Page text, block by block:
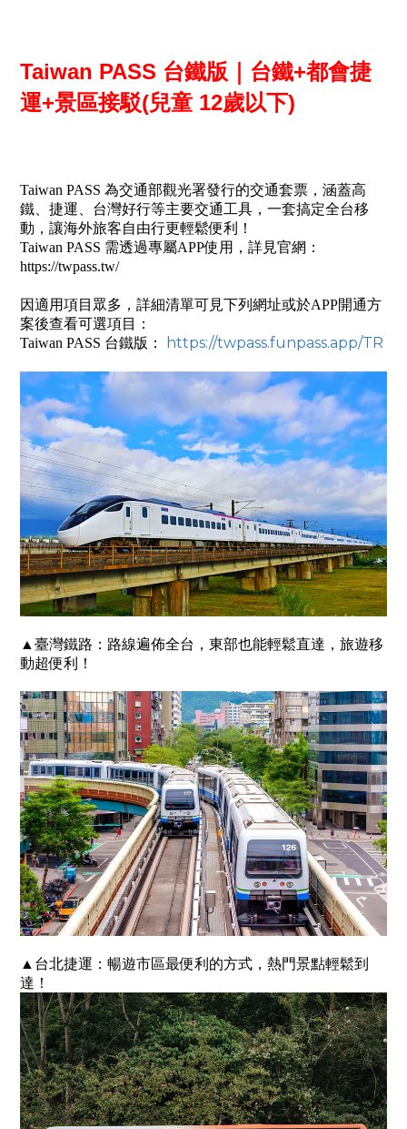
Taiwan PASS 台鐵版｜台鐵+都會捷
運+景區接駁(兒童 12歲以下)
Taiwan PASS 為交通部觀光署發行的交通套票，涵蓋高
鐵、捷運、台灣好行等主要交通工具，一套搞定全台移
動，讓海外旅客自由行更輕鬆便利！
Taiwan PASS 需透過專屬APP使用，詳見官網：
https://twpass.tw/
因適用項目眾多，詳細清單可見下列網址或於APP開通方
案後查看可選項目：
Taiwan PASS 台鐵版：
https://twpass.funpass.app/TR
▲臺灣鐵路：路線遍佈全台，東部也能輕鬆直達，旅遊移
動超便利！
▲台北捷運：暢遊市區最便利的方式，熱門景點輕鬆到
達！